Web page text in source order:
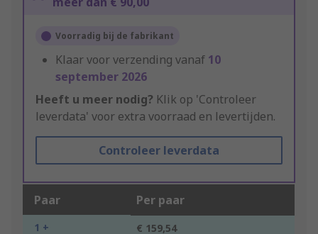
Voorradig bij de fabrikant
Klaar voor verzending vanaf 10
september 2026
Heeft u meer nodig? Klik op 'Controleer
leverdata' voor extra voorraad en levertijden.
Controleer leverdata
Paar Per paar
1 + € 159,54